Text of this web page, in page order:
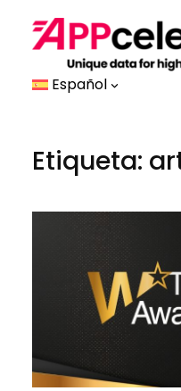
contenido
Español
Etiqueta: